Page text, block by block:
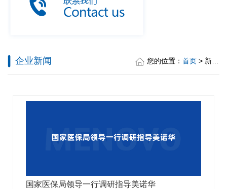
企业新闻 您的位置： 首页> 新闻中心 > 企业新闻
国家医保局领导一行调研指导美诺华